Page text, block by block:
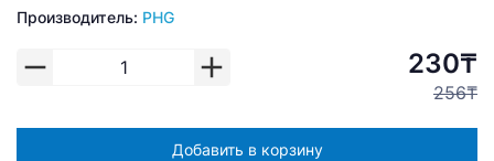
Производитель: PHG
230₸
256₸
Добавить в корзину